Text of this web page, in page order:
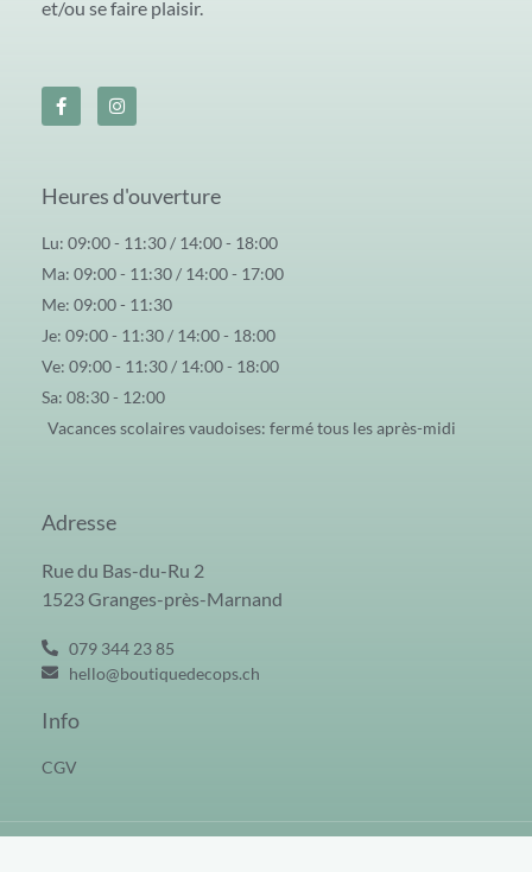
et/ou se faire plaisir.
Heures d'ouverture
Lu: 09:00 - 11:30 / 14:00 - 18:00
Ma: 09:00 - 11:30 / 14:00 - 17:00
Me: 09:00 - 11:30
Je: 09:00 - 11:30 / 14:00 - 18:00
Ve: 09:00 - 11:30 / 14:00 - 18:00
Sa: 08:30 - 12:00
Vacances scolaires vaudoises: fermé tous les après-midi
Adresse
Rue du Bas-du-Ru 2
1523 Granges-près-Marnand
079 344 23 85
hello@boutiquedecops.ch
Info
CGV